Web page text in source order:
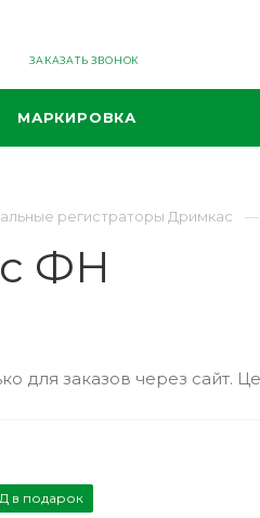
ЗАКАЗАТЬ ЗВОНОК
МАРКИРОВКА
регистраторы Дримкас
ФН
для заказов через сайт.
в подарок